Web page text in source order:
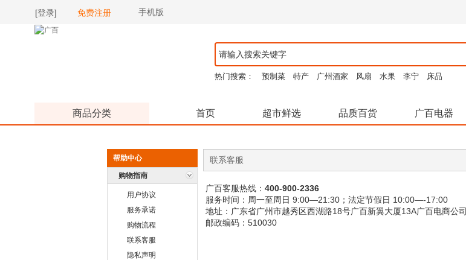
[登录] 免费注册 手机版
热门搜索： 预制菜 特产 广州酒家 风扇 水果 李宁 床品
商品分类 首页 超市鲜选 品质百货 广百电器
帮助中心
购物指南
用户协议
服务承诺
购物流程
联系客服
隐私声明
联系客服
广百客服热线： 400-900-2336
服务时间：周一至周日 9:00—21:30；法定节假日 10:00—-17:00
地址：广东省广州市越秀区西湖路18号广百新翼大厦13A广百电商公司
邮政编码：510030